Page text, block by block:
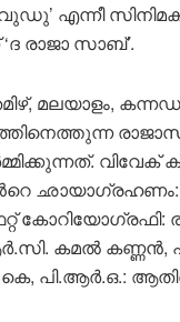
എന്നീ
രാജാ സാബ്’.
മലയാളം,
ഛായാഗ്രഹണം:
കോറിയോ​ഗ്രഫി:
കമൽ
പി.ആർ.ഒ.: ആതിര